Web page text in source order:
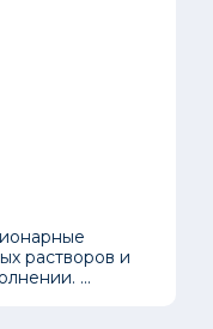
растворов и
...